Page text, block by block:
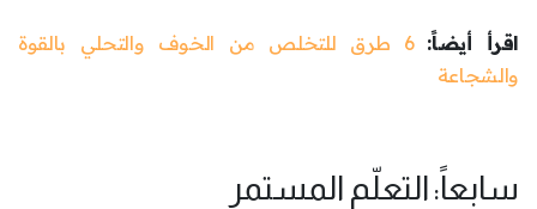
اقرأ أيضاً:
6 طرق للتخلص من الخوف والتحلي بالقوة
والشجاعة
سابعاً: التعلّم المستمر